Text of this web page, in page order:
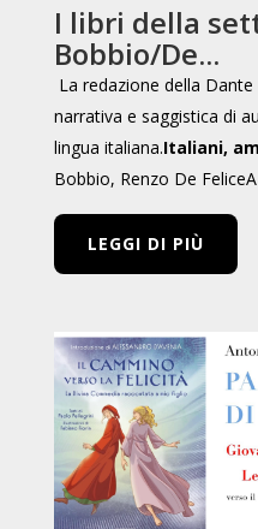
I libri della
Bobbio/De...
La redazione della
narrativa e saggistica di
lingua italiana.Italiani,
Bobbio, Renzo De FeliceA
LEGGI DI PIÙ